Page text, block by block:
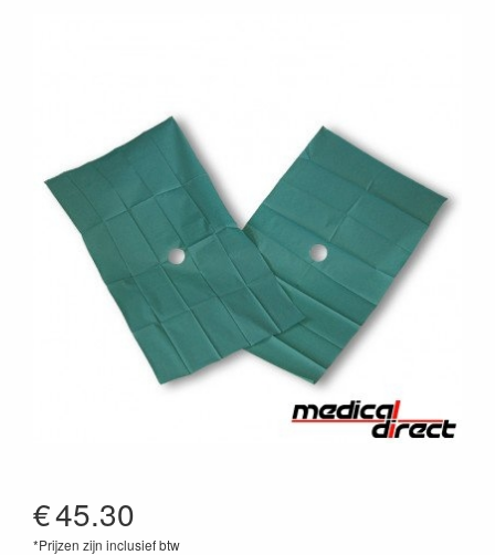
€45.30
*Prijzen zijn inclusief btw